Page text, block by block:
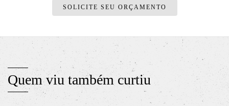
SOLICITE SEU ORÇAMENTO
Quem viu também curtiu